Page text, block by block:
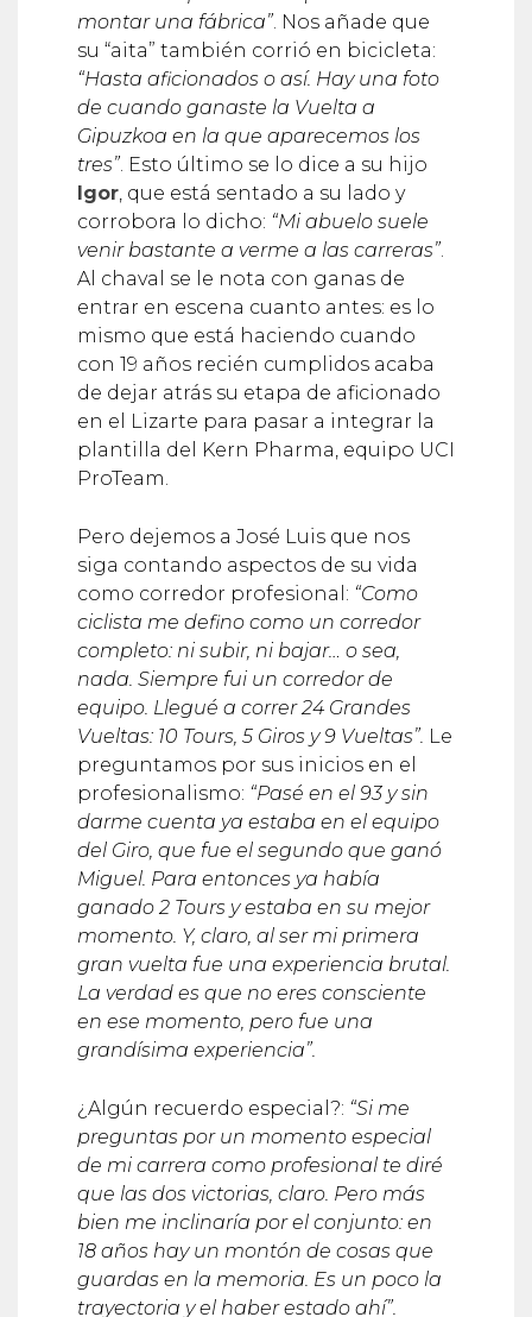
su “aita” también corrió en bicicleta:
“Hasta aficionados o así. Hay una foto
de cuando ganaste la Vuelta a
Gipuzkoa en la que aparecemos los
tres”. Esto último se lo dice a su hijo
Igor, que está sentado a su lado y
corrobora lo dicho:“Mi abuelo suele
venir bastante a verme a las carreras”
Al chaval se le nota con ganas de
entrar en escena cuanto antes: es lo
mismo que está haciendo cuando
con 19 años recién cumplidos acaba
de dejar atrás su etapa de aficionado
en el Lizarte para pasar a integrar la
plantilla del Kern Pharma, equipo UCI
ProTeam.
siga contando aspectos de su vida
como corredor profesional:“Como
ciclista me defino como un corredor
completo: ni subir, ni bajar… o sea,
nada. Siempre fui un corredor de
equipo. Llegué a correr 24 Grandes
Vueltas: 10 Tours, 5 Giros y 9 Vueltas”.
preguntamos por sus inicios en el
profesionalismo:“Pasé en el 93 y sin
darme cuenta ya estaba en el equipo
del Giro, que fue el segundo que ganó
Miguel. Para entonces ya había
ganado 2 Tours y estaba en su mejor
momento. Y, claro, al ser mi primera
gran vuelta fue una experiencia brutal.
La verdad es que no eres consciente
en ese momento, pero fue una
grandísima experiencia”.
preguntas por un momento especial
de mi carrera como profesional te diré
que las dos victorias, claro. Pero más
bien me inclinaría por el conjunto: en
18 años hay un montón de cosas que
guardas en la memoria. Es un poco la
trayectoria y el haber estado ahí”.